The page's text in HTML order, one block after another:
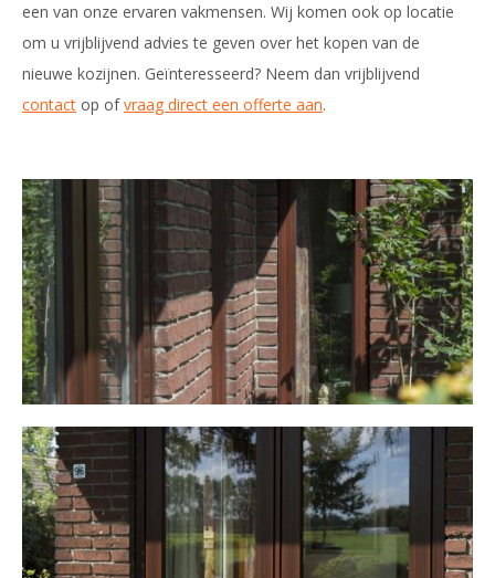
een van onze ervaren vakmensen. Wij komen ook op locatie
om u vrijblijvend advies te geven over het kopen van de
nieuwe kozijnen. Geïnteresseerd? Neem dan vrijblijvend
contact op ofvraag direct een offerte aan.